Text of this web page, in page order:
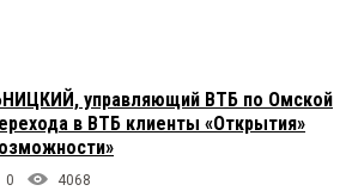
управляющий ВТБ по Омской
в ВТБ клиенты «Открытия»
0 4068